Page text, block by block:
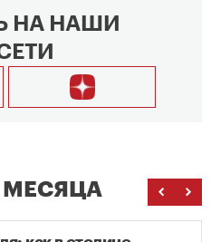
НА НАШИ
МЕСЯЦА